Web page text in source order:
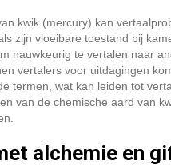
kwik (mercury) kan
zijn vloeibare toestand bij
nauwkeurig te vertalen naar
vertalers voor uitdagingen
termen, wat kan leiden tot
van de chemische aard van
alchemie en